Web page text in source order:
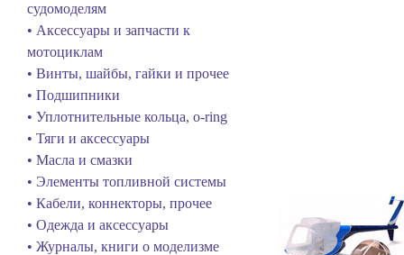
судомоделям
• Аксессуары и запчасти к
мотоциклам
• Винты, шайбы, гайки и прочее
• Подшипники
• Уплотнительные кольца, o-ring
• Тяги и аксессуары
• Масла и смазки
• Элементы топливной системы
• Кабели, коннекторы, прочее
• Одежда и аксессуары
• Журналы, книги о моделизме